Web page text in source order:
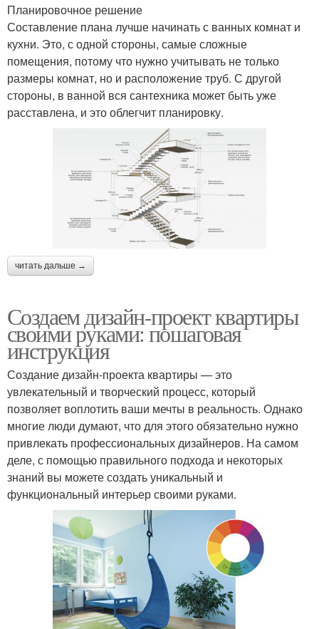
Планировочное решение
Составление плана лучше начинать с ванных комнат и
кухни. Это, с одной стороны, самые сложные
помещения, потому что нужно учитывать не только
размеры комнат, но и расположение труб. С другой
стороны, в ванной вся сантехника может быть уже
расставлена, и это облегчит планировку.
читать дальше →
Создаем дизайн-проект квартиры
своими руками: пошаговая
инструкция
Создание дизайн-проекта квартиры — это
увлекательный и творческий процесс, который
позволяет воплотить ваши мечты в реальность. Однако
многие люди думают, что для этого обязательно нужно
привлекать профессиональных дизайнеров. На самом
деле, с помощью правильного подхода и некоторых
знаний вы можете создать уникальный и
функциональный интерьер своими руками.